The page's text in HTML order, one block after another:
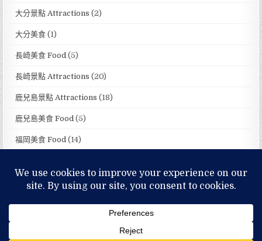
大分景點 Attractions (2)
大分美食 (1)
長崎美食 Food (5)
長崎景點 Attractions (20)
鹿兒島景點 Attractions (18)
鹿兒島美食 Food (5)
福岡美食 Food (14)
MENU